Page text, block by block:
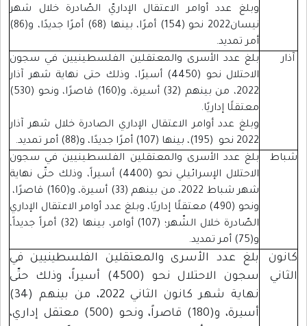
وبلغ عدد أوامر الاعتقال الإداريّ الصّادرة خلال شهر
نيسان2022 نحو (154) أمرًا، بينها (68) أمرًا جديدًا، و(86)
أمر تمديد.
آذار
بلغ عدد الأسرى والمعتقلين الفلسطينيين في سجون
الاحتلال نحو (4450) أسيرًا، وذلك حتى نهاية شهر آذار
2022، من بينهم (32) أسيرة، و(160) قاصرًا، ونحو (530)
معتقلًا إداريًا.
وبلغ عدد أوامر الاعتقال الإداري الصادرة خلال شهر آذار
2022 نحو (195)، بينها (107) أمرًا جديدًا، و(88) أمر تمديد.
شباط
بلغ عدد الأسرى والمعتقلين الفلسطينيين في سجون
الاحتلال الإسرائيلي نحو (4400) أسيراً، وذلك حتّى نهاية
شهر شباط 2022، من بينهم (33) أسيرة، و(160) قاصرًا،
ونحو (490) معتقلًا إداريًا، وبلغ عدد أوامر الاعتقال الإداري
الصّادرة خلال الشّهر؛ (107) أوامر، بينها (32) أمراً جديداً،
و(75) أمر تمديد.
كانون
الثاني
بلغ عدد الأسرى والمعتقلين الفلسطينيين في
سجون الاحتلال نحو (4500) أسيراً، وذلك حتّى
نهاية شهر كانون الثاني 2022، من بينهم (34)
أسيرة، و(180) قاصراً، ونحو (500) معتقل إداري،